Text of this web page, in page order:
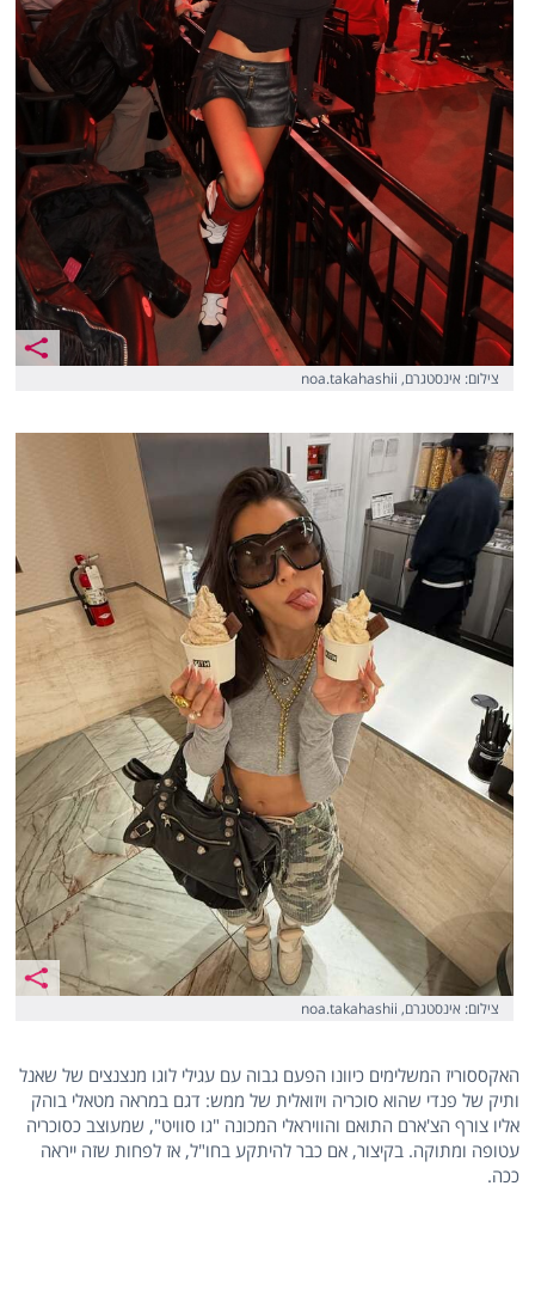
צילום: אינסטגרם, noa.takahashii
צילום: אינסטגרם, noa.takahashii
האקססוריז המשלימים כיוונו הפעם גבוה עם עגילי לוגו מנצנצים של שאנל
ותיק של פנדי שהוא סוכריה ויזואלית של ממש: דגם במראה מטאלי בוהק
אליו צורף הצ'ארם התואם והוויראלי המכונה "גו סוויט", שמעוצב כסוכריה
עטופה ומתוקה. בקיצור, אם כבר להיתקע בחו"ל, אז לפחות שזה ייראה
ככה.